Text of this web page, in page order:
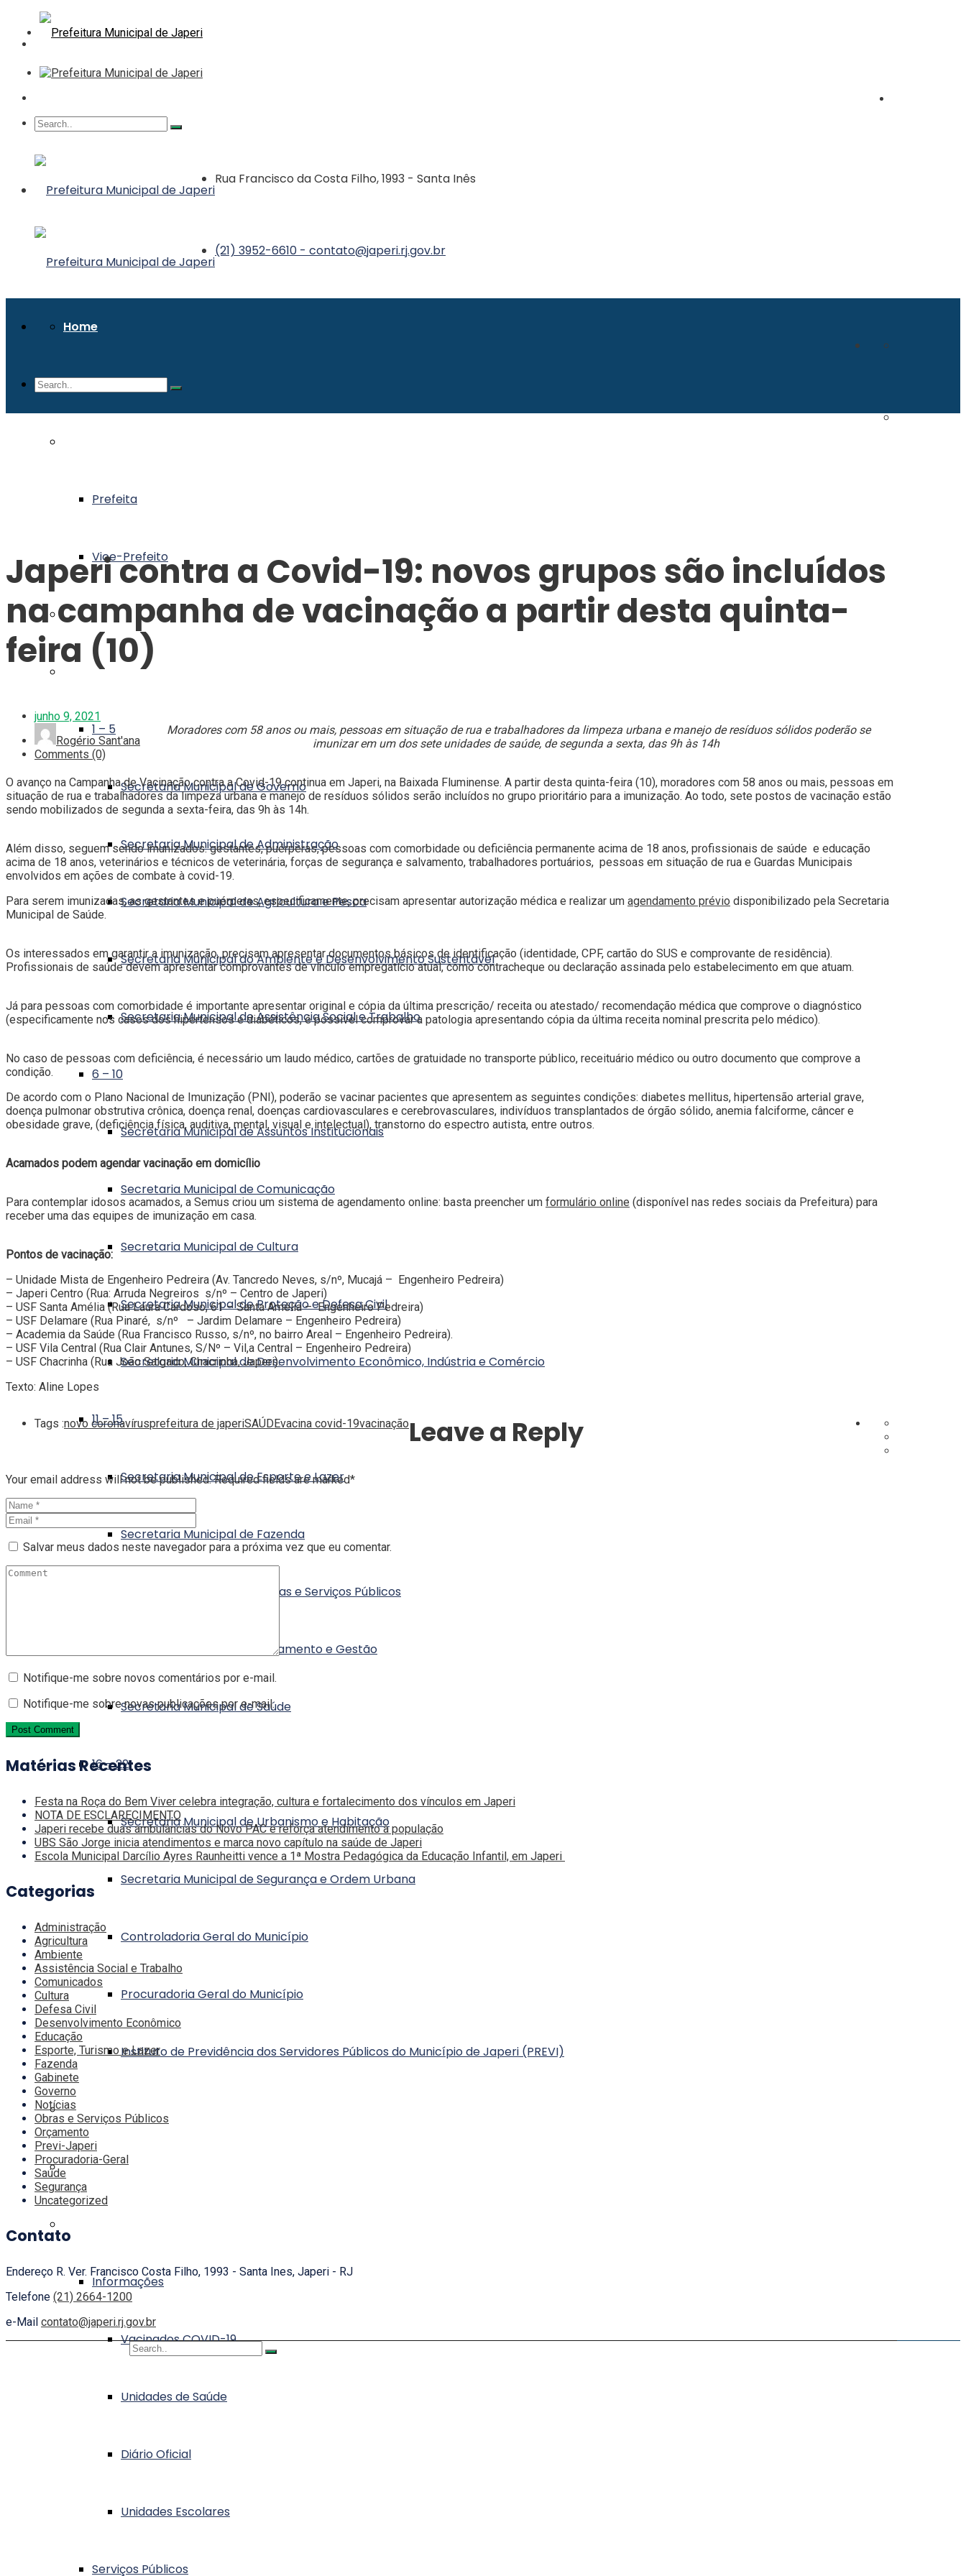
Rua Francisco da Costa Filho, 1993 - Santa Inês
(21) 3952-6610 - contato@japeri.rj.gov.br
Home
Sobre a Cidade
Prefeita
Vice-Prefeito
Notícias
Secretarias
1 – 5
Secretaria Municipal de Governo
Secretaria Municipal de Administração
Secretaria Municipal de Agricultura e Pesca
Secretaria Municipal do Ambiente e Desenvolvimento Sustentável
Secretaria Municipal de Assistência Social e Trabalho
6 – 10
Secretaria Municipal de Assuntos Institucionais
Secretaria Municipal de Comunicação
Secretaria Municipal de Cultura
Secretaria Municipal de Proteção e Defesa Civil
Secretaria Municipal de Desenvolvimento Econômico, Indústria e Comércio
11 – 15
Secretaria Municipal de Esporte e Lazer
Secretaria Municipal de Fazenda
Secretaria Municipal de Obras e Serviços Públicos
Secretaria Municipal de Orçamento e Gestão
Secretaria Municipal de Saúde
16 – 22
Secretaria Municipal de Urbanismo e Habitação
Secretaria Municipal de Segurança e Ordem Urbana
Controladoria Geral do Município
Procuradoria Geral do Município
Instituto de Previdência dos Servidores Públicos do Município de Japeri (PREVI)
Transparência
Contato
Informações
Vacinados COVID-19
Unidades de Saúde
Diário Oficial
Unidades Escolares
Serviços Públicos
Japeri contra a Covid-19: novos grupos são incluídos
na campanha de vacinação a partir desta quinta-
feira (10)
junho 9, 2021
Rogério Sant'ana
Comments (0)
Moradores com 58 anos ou mais, pessoas em situação de rua e trabalhadores da limpeza urbana e manejo de resíduos sólidos poderão se
imunizar em um dos sete unidades de saúde, de segunda a sexta, das 9h às 14h
O avanço na Campanha de Vacinação contra a Covid-19 continua em Japeri, na Baixada Fluminense. A partir desta quinta-feira (10), moradores com 58 anos ou mais, pessoas em
situação de rua e trabalhadores da limpeza urbana e manejo de resíduos sólidos serão incluídos no grupo prioritário para a imunização. Ao todo, sete postos de vacinação estão
sendo mobilizados de segunda a sexta-feira, das 9h às 14h.
Além disso, seguem sendo imunizados: gestantes, puérperas, pessoas com comorbidade ou deficiência permanente acima de 18 anos, profissionais de saúde e educação
acima de 18 anos, veterinários e técnicos de veterinária, forças de segurança e salvamento, trabalhadores portuários, pessoas em situação de rua e Guardas Municipais
envolvidos em ações de combate à covid-19.
Para serem imunizadas, as gestantes e puérperas, especificamente, precisam apresentar autorização médica e realizar um agendamento prévio disponibilizado pela Secretaria
Municipal de Saúde.
Os interessados em garantir a imunização, precisam apresentar documentos básicos de identificação (identidade, CPF, cartão do SUS e comprovante de residência).
Profissionais de saúde devem apresentar comprovantes de vínculo empregatício atual, como contracheque ou declaração assinada pelo estabelecimento em que atuam.
Já para pessoas com comorbidade é importante apresentar original e cópia da última prescrição/ receita ou atestado/ recomendação médica que comprove o diagnóstico
(especificamente nos casos dos hipertensos e diabéticos, é possível comprovar a patologia apresentando cópia da última receita nominal prescrita pelo médico).
No caso de pessoas com deficiência, é necessário um laudo médico, cartões de gratuidade no transporte público, receituário médico ou outro documento que comprove a
condição.
De acordo com o Plano Nacional de Imunização (PNI), poderão se vacinar pacientes que apresentem as seguintes condições: diabetes mellitus, hipertensão arterial grave,
doença pulmonar obstrutiva crônica, doença renal, doenças cardiovasculares e cerebrovasculares, indivíduos transplantados de órgão sólido, anemia falciforme, câncer e
obesidade grave, (deficiência física, auditiva, mental, visual e intelectual), transtorno do espectro autista, entre outros.
Acamados podem agendar vacinação em domicílio
Para contemplar idosos acamados, a Semus criou um sistema de agendamento online: basta preencher um formulário online (disponível nas redes sociais da Prefeitura) para
receber uma das equipes de imunização em casa.
Pontos de vacinação:
– Unidade Mista de Engenheiro Pedreira (Av. Tancredo Neves, s/nº, Mucajá – Engenheiro Pedreira)
– Japeri Centro (Rua: Arruda Negreiros s/nº – Centro de Japeri)
– USF Santa Amélia (Rua Laura Cardoso, 61 – Santa Amélia – Engenheiro Pedreira)
– USF Delamare (Rua Pinaré, s/nº – Jardim Delamare – Engenheiro Pedreira)
– Academia da Saúde (Rua Francisco Russo, s/nº, no bairro Areal – Engenheiro Pedreira).
– USF Vila Central (Rua Clair Antunes, S/Nº – Vil,a Central – Engenheiro Pedreira)
– USF Chacrinha (Rua João Salgado, Chacrinha, Japeri).
Texto: Aline Lopes
Tags :novo coronavírusprefeitura de japeriSAÚDEvacina covid-19vacinaçãoLeave a Reply
Your email address will not be published. Required fields are marked*
Salvar meus dados neste navegador para a próxima vez que eu comentar.
Notifique-me sobre novos comentários por e-mail.
Notifique-me sobre novas publicações por e-mail.
Matérias Recentes
Festa na Roça do Bem Viver celebra integração, cultura e fortalecimento dos vínculos em Japeri
NOTA DE ESCLARECIMENTO
Japeri recebe duas ambulâncias do Novo PAC e reforça atendimento à população
UBS São Jorge inicia atendimentos e marca novo capítulo na saúde de Japeri
Escola Municipal Darcílio Ayres Raunheitti vence a 1ª Mostra Pedagógica da Educação Infantil, em Japeri
Categorias
Administração
Agricultura
Ambiente
Assistência Social e Trabalho
Comunicados
Cultura
Defesa Civil
Desenvolvimento Econômico
Educação
Esporte, Turismo e Lazer
Fazenda
Gabinete
Governo
Notícias
Obras e Serviços Públicos
Orçamento
Previ-Japeri
Procuradoria-Geral
Saúde
Segurança
Uncategorized
Contato
Endereço R. Ver. Francisco Costa Filho, 1993 - Santa Ines, Japeri - RJ
Telefone (21) 2664-1200
e-Mail contato@japeri.rj.gov.br